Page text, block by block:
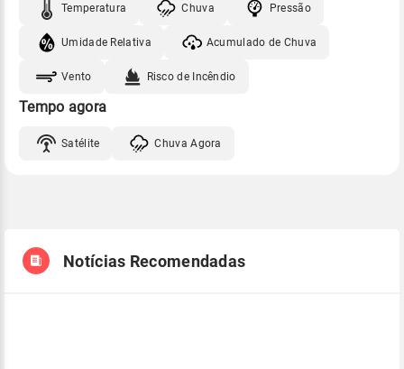
Temperatura Chuva Pressão
Umidade Relativa Acumulado de Chuva
Vento Risco de Incêndio
Tempo agora
Satélite Chuva Agora
Notícias Recomendadas